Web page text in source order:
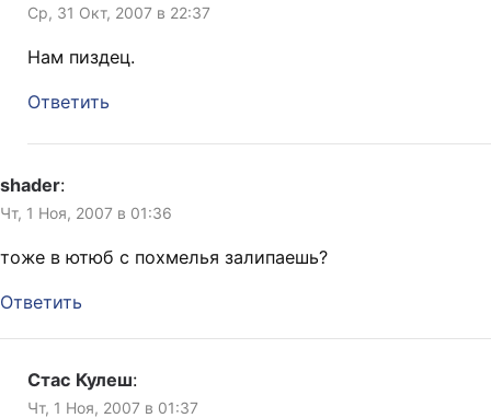
Ср, 31 Окт, 2007 в 22:37
Нам пиздец.
Ответить
shader:
Чт, 1 Ноя, 2007 в 01:36
тоже в ютюб с похмелья залипаешь?
Ответить
Стас Кулеш:
Чт, 1 Ноя, 2007 в 01:37